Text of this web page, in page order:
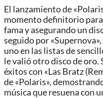
El lanzamiento de
momento definitorio
fama y asegurando un
seguido por
uno en las listas de
le valió otro disco de oro.
éxitos con «Las Bratz
de «Polaris»,
música que resuena con